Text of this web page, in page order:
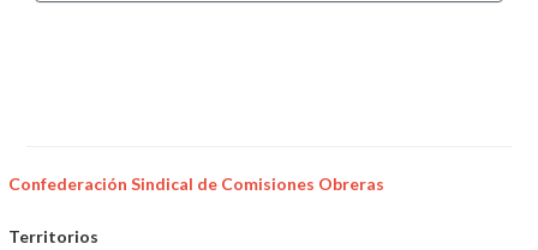
Confederación Sindical de Comisiones Obreras
Territorios